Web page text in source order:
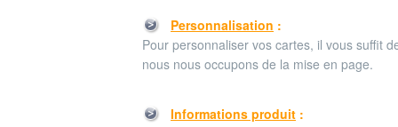
Personnalisation :
Pour personnaliser vos cartes, il vous suffit
nous nous occupons de la mise en page.
Informations produit :